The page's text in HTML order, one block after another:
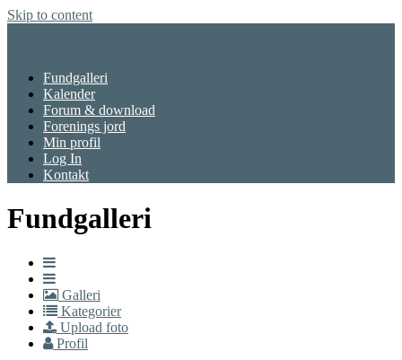
Skip to content
Fundgalleri
Kalender
Forum & download
Forenings jord
Min profil
Log In
Kontakt
Fundgalleri
Galleri
Kategorier
Upload foto
Profil